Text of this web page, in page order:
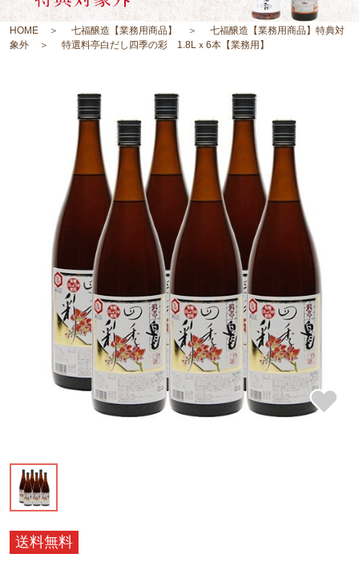
HOME 七福醸造【業務用商品】
七福醸造【業務用商品】特典対
象外
特選料亭白だし四季の彩 1.8Lｘ6本【業務用】
送料無料